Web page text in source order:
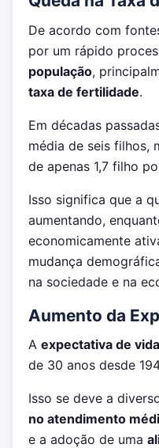
De acordo com
por um rápido
população,
taxa de fertilidade.
Em décadas
média de seis filhos,
de apenas 1,7 filho
Isso significa que a
aumentando,
economicamente
mudança
na sociedade e na
Aumento da
A expectativa de vida
de 30 anos desde
Isso se deve a
no atendimento
e a adoção de uma